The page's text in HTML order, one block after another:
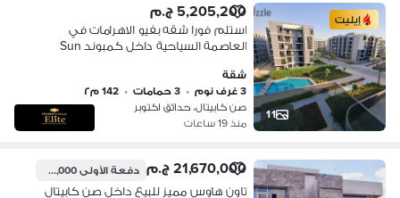
11
إيليت 5,205,200 ج.م
استلم فورا شقه بفيو الاهرامات في
العاصمة السياحية داخل كمبوند Sun
شقة
3 غرف نوم
• 3 حمامات • 142 م٢
صن كابيتال، حدائق اكتوبر
منذ 19 ساعات
21,670,000 ج.م دفعة الأولى2,167,000 ج.م
تاون هاوس مميز للبيع داخل صن كابيتال